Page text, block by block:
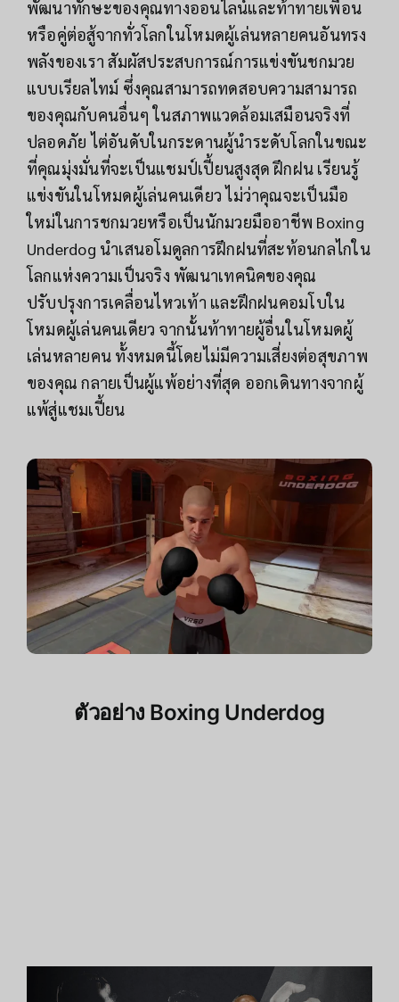
พัฒนาทักษะของคุณทางออนไลน์และท้าทายเพื่อน
หรือคู่ต่อสู้จากทั่วโลกในโหมดผู้เล่นหลายคนอันทรง
พลังของเรา สัมผัสประสบการณ์การแข่งขันชกมวย
แบบเรียลไทม์ ซึ่งคุณสามารถทดสอบความสามารถ
ของคุณกับคนอื่นๆ ในสภาพแวดล้อมเสมือนจริงที่
ปลอดภัย ไต่อันดับในกระดานผู้นำระดับโลกในขณะ
ที่คุณมุ่งมั่นที่จะเป็นแชมป์เปี้ยนสูงสุด ฝึกฝน เรียนรู้
แข่งขันในโหมดผู้เล่นคนเดียว ไม่ว่าคุณจะเป็นมือ
ใหม่ในการชกมวยหรือเป็นนักมวยมืออาชีพ Boxing
Underdog นำเสนอโมดูลการฝึกฝนที่สะท้อนกลไกใน
โลกแห่งความเป็นจริง พัฒนาเทคนิคของคุณ
ปรับปรุงการเคลื่อนไหวเท้า และฝึกฝนคอมโบใน
โหมดผู้เล่นคนเดียว จากนั้นท้าทายผู้อื่นในโหมดผู้
เล่นหลายคน ทั้งหมดนี้โดยไม่มีความเสี่ยงต่อสุขภาพ
ของคุณ กลายเป็นผู้แพ้อย่างที่สุด ออกเดินทางจากผู้
แพ้สู่แชมเปี้ยน
ตัวอย่าง Boxing Underdog